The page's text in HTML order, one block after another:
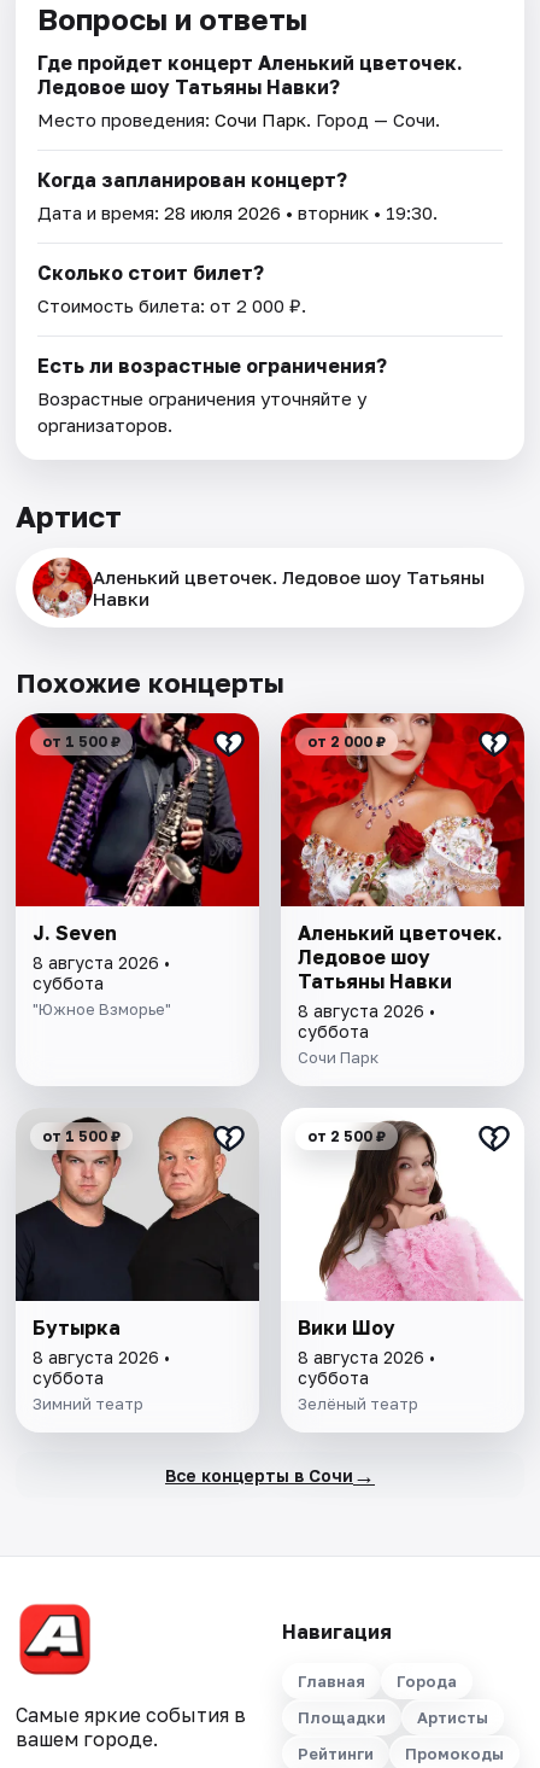
Вопросы и ответы
Где пройдет концерт Аленький цветочек.
Ледовое шоу Татьяны Навки?
Место проведения:Сочи Парк. Город — Сочи.
Когда запланирован концерт?
Дата и время:28 июля 2026 • вторник • 19:30.
Сколько стоит билет?
Стоимость билета: от 2 000 ₽.
Есть ли возрастные ограничения?
Возрастные ограничения уточняйте у
организаторов.
Артист
Аленький цветочек. Ледовое шоу Татьяны
Навки
Похожие концерты
от 1 500 ₽
J. Seven
8 августа 2026 •
суббота
"Южное Взморье"
от 2 000 ₽
Аленький цветочек.
Ледовое шоу
Татьяны Навки
8 августа 2026 •
суббота
Сочи Парк
от 1 500 ₽
Бутырка
8 августа 2026 •
суббота
Зимний театр
от 2 500 ₽
Вики Шоу
8 августа 2026 •
суббота
Зелёный театр
Все концерты в Сочи →
Самые яркие события в
вашем городе.
Навигация
Главная
Города
Площадки
Артисты
Рейтинги
Промокоды